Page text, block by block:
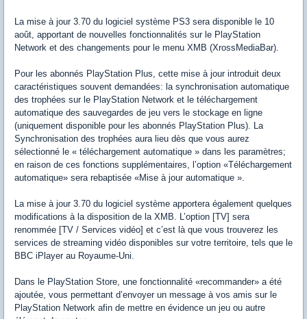
La mise à jour 3.70 du logiciel système PS3 sera disponible le 10
août, apportant de nouvelles fonctionnalités sur le PlayStation
Network et des changements pour le menu XMB (XrossMediaBar).
Pour les abonnés PlayStation Plus, cette mise à jour introduit deux
caractéristiques souvent demandées: la synchronisation automatique
des trophées sur le PlayStation Network et le téléchargement
automatique des sauvegardes de jeu vers le stockage en ligne
(uniquement disponible pour les abonnés PlayStation Plus). La
Synchronisation des trophées aura lieu dès que vous aurez
sélectionné le « téléchargement automatique » dans les paramètres;
en raison de ces fonctions supplémentaires, l’option «Téléchargement
automatique» sera rebaptisée «Mise à jour automatique ».
La mise à jour 3.70 du logiciel système apportera également quelques
modifications à la disposition de la XMB. L’option [TV] sera
renommée [TV / Services vidéo] et c’est là que vous trouverez les
services de streaming vidéo disponibles sur votre territoire, tels que le
BBC iPlayer au Royaume-Uni.
Dans le PlayStation Store, une fonctionnalité «recommander» a été
ajoutée, vous permettant d’envoyer un message à vos amis sur le
PlayStation Network afin de mettre en évidence un jeu ou autre